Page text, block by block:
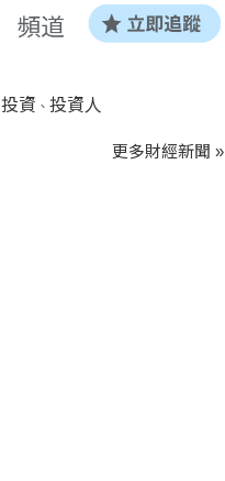
投資 、 投資人
更多財經新聞 »